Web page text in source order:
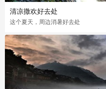
清凉撒欢好去处
这个夏天，周边消暑好去处